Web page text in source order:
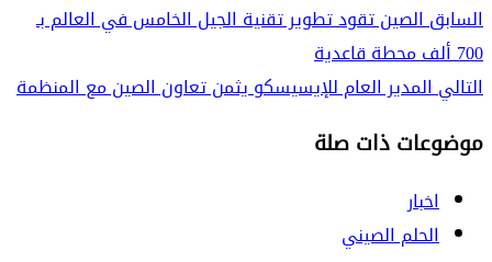
السابقالصين تقود تطوير تقنية الجيل الخامس في العالم بـ
700 ألف محطة قاعدية
التاليالمدير العام للإيسيسكو يثمن تعاون الصين مع المنظمة
موضوعات ذات صلة
اخبار
الحلم الصيني